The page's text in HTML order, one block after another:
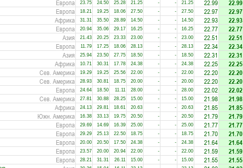
Европа 23.75 24.50 25.28 21.25 - - 21.25 22.99 22.99
Европа 18.21 19.25 18.06 27.50 - - 27.50 22.97 22.97
Африка 31.31 35.50 28.89 14.50 - - 14.50 22.93 22.93
Европа 20.94 35.06 29.17 16.25 - - 16.25 22.77 22.77
Азия 21.43 20.25 23.33 23.00 - - 23.00 22.51 22.51
Европа 11.79 17.25 18.06 28.13 - - 28.13 22.34 22.34
Азия 25.94 23.50 27.75 18.50 - - 18.50 22.31 22.31
Африка 10.71 30.31 17.78 24.38 - - 24.38 22.25 22.25
Сев. Америка 19.29 19.25 25.56 22.00 - - 22.00 22.20 22.20
Сев. Америка 28.93 30.81 18.75 20.00 - - 20.00 22.20 22.20
Европа 24.64 18.50 11.11 28.00 - - 28.00 22.02 22.02
Сев. Америка 27.81 30.88 28.25 15.00 - - 15.00 21.98 21.98
Африка 24.13 29.81 18.61 20.63 - - 20.63 21.85 21.85
Южн. Америка 16.38 33.13 19.75 20.50 - - 20.50 21.79 21.79
Европа 29.69 14.69 16.39 25.00 - - 25.00 21.77 21.77
Европа 29.29 25.13 22.50 18.75 - - 18.75 21.70 21.70
Европа 20.00 20.50 17.50 24.38 - - 24.38 21.64 21.64
Европа 23.57 20.00 20.94 22.00 - - 22.00 21.59 21.59
Европа 28.21 31.31 26.11 15.00 - - 15.00 21.55 21.55